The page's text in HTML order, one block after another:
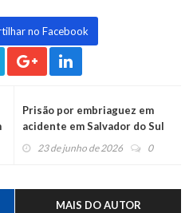
no Facebook
Prisão por embriaguez em
acidente em Salvador do Sul
23 de junho de 2026 0
MAIS DO AUTOR